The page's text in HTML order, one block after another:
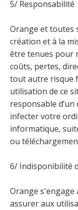
5/ Responsabilité
Orange et toutes
création et à la
être tenues pour
coûts, pertes,
tout autre risque
utilisation de ce
responsable
infecter votre
informatique,
ou
6/ Indisponibilité
Orange
assurer aux